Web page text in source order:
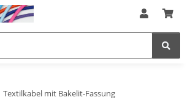
Textilkabel mit Bakelit-Fassung